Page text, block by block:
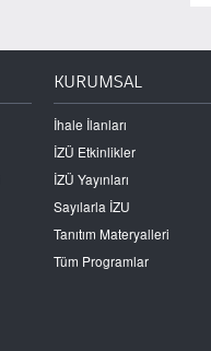
KURUMSAL
İhale İlanları
İZÜ Etkinlikler
İZÜ Yayınları
Sayılarla İZU
Tanıtım Materyalleri
Tüm Programlar